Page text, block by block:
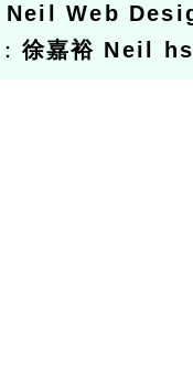
Neil Web
徐嘉裕 Neil